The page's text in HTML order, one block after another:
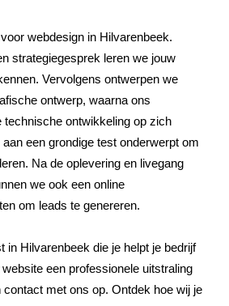
webdesign in Hilvarenbeek.
strategiegesprek leren we jouw
Vervolgens ontwerpen we
ontwerp, waarna ons
technische ontwikkeling op zich
een grondige test onderwerpt om
Na de oplevering en livegang
we ook een online
om leads te genereren.
in Hilvarenbeek die je helpt je bedrijf
een professionele uitstraling
met ons op. Ontdek hoe wij je